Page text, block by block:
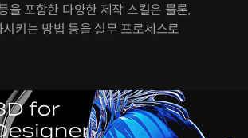
을 포함한 다양한 제작 스킬은 물론,
키는 방법 등을 실무 프로세스로